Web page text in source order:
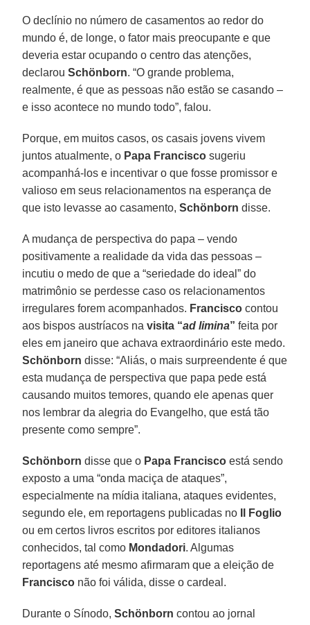
O declínio no número de casamentos ao redor do
mundo é, de longe, o fator mais preocupante e que
deveria estar ocupando o centro das atenções,
declarouSchönborn. “O grande problema,
realmente, é que as pessoas não estão se casando –
e isso acontece no mundo todo”, falou.
Porque, em muitos casos, os casais jovens vivem
juntos atualmente, o Papa Francisco sugeriu
acompanhá-los e incentivar o que fosse promissor e
valioso em seus relacionamentos na esperança de
que isto levasse ao casamento,Schönborn disse.
A mudança de perspectiva do papa – vendo
positivamente a realidade da vida das pessoas –
incutiu o medo de que a “seriedade do ideal” do
matrimônio se perdesse caso os relacionamentos
irregulares forem acompanhados. Francisco contou
aos bispos austríacos navisita “ad limina” feita por
eles em janeiro que achava extraordinário este medo.
Schönborn disse: “Aliás, o mais surpreendente é que
esta mudança de perspectiva que papa pede está
causando muitos temores, quando ele apenas quer
nos lembrar da alegria do Evangelho, que está tão
presente como sempre”.
Schönborn disse que o Papa Francisco está sendo
exposto a uma “onda maciça de ataques”,
especialmente na mídia italiana, ataques evidentes,
segundo ele, em reportagens publicadas no
Il Foglio
ou em certos livros escritos por editores italianos
conhecidos, tal como Mondadori. Algumas
reportagens até mesmo afirmaram que a eleição de
Francisco não foi válida, disse o cardeal.
Durante o Sínodo,Schönborn contou ao jornal